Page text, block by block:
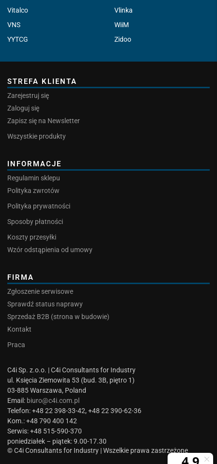
Vitalco
Vlinka
VNS
WiiM
YYTCG
Zidoo
STREFA KLIENTA
Zarejestruj się
Zaloguj się
Zapisz się na Newsletter
Wszystkie produkty
INFORMACJE
Regulamin sklepu
Polityka zwrotów
Polityka prywatności
Sposoby płatności
Koszty przesyłki
Wzór odstąpienia od umowy
FIRMA
Zgłoszenie serwisowe
Sprawdź status naprawy
Sprzedaż B2B (strona w budowie)
Kontakt
Praca
C4i Sp. z.o.o. | C4i Consultants for Industry
ul. Księcia Ziemowita 53 (bud. 3B, piętro 1)
03-885 Warszawa, Poland
Email: biuro@c4i.com.pl
Telefon: +48 22 398-33-42, +48 22 390-62-36
Kom.: +48 790 400 142
Serwis: +48 515-590-370
poniedziałek – piątek: 9.00-17.30
© C4i Consultants for Industry | Wszelkie prawa zastrzeżone